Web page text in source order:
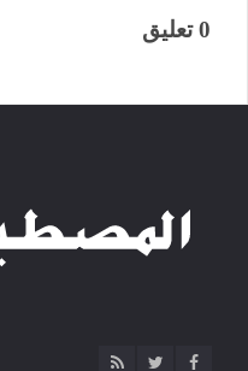
0 تعليق